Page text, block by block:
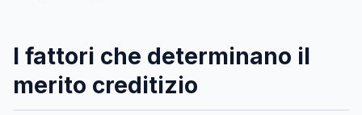
I fattori che determinano il
merito creditizio